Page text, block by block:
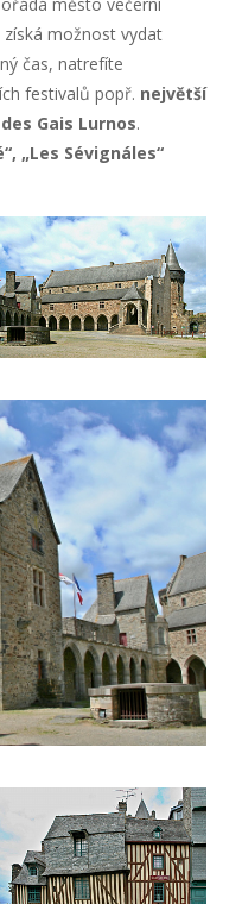
možnost vydat
čas, natrefíte
festivalů popř. největší
Gais Lurnos.
„Les Sévignáles“